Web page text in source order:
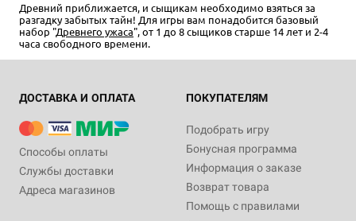
Древний приближается, и сыщикам необходимо взяться за
разгадку забытых тайн! Для игры вам понадобится базовый
набор "Древнего ужаса", от 1 до 8 сыщиков старше 14 лет и 2-4
часа свободного времени.
ДОСТАВКА И ОПЛАТА
Способы оплаты
Службы доставки
Адреса магазинов
ПОКУПАТЕЛЯМ
Подобрать игру
Бонусная программа
Информация о заказе
Возврат товара
Помощь с правилами